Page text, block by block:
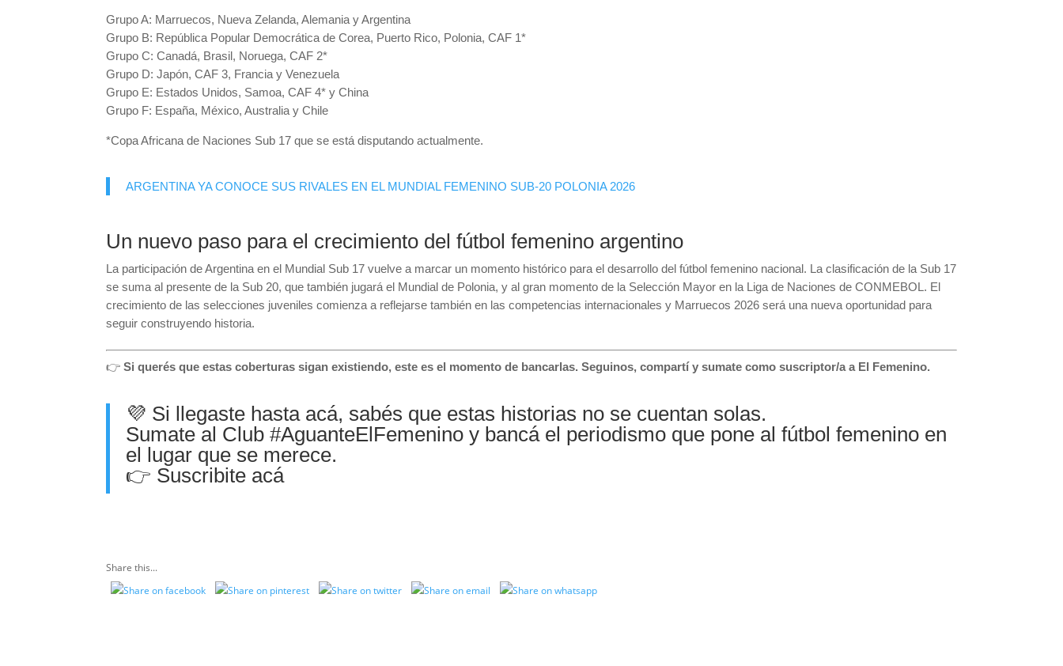
Grupo A: Marruecos, Nueva Zelanda, Alemania y Argentina
Grupo B: República Popular Democrática de Corea, Puerto Rico, Polonia, CAF 1*
Grupo C: Canadá, Brasil, Noruega, CAF 2*
Grupo D: Japón, CAF 3, Francia y Venezuela
Grupo E: Estados Unidos, Samoa, CAF 4* y China
Grupo F: España, México, Australia y Chile
*Copa Africana de Naciones Sub 17 que se está disputando actualmente.
ARGENTINA YA CONOCE SUS RIVALES EN EL MUNDIAL FEMENINO SUB-20 POLONIA 2026
Un nuevo paso para el crecimiento del fútbol femenino argentino
La participación de Argentina en el Mundial Sub 17 vuelve a marcar un momento histórico para el desarrollo del fútbol femenino nacional. La clasificación de la Sub 17
se suma al presente de la Sub 20, que también jugará el Mundial de Polonia, y al gran momento de la Selección Mayor en la Liga de Naciones de CONMEBOL. El
crecimiento de las selecciones juveniles comienza a reflejarse también en las competencias internacionales y Marruecos 2026 será una nueva oportunidad para
seguir construyendo historia.
👉Si querés que estas coberturas sigan existiendo, este es el momento de bancarlas. Seguinos, compartí y sumate como suscriptor/a a El Femenino.
💜 Si llegaste hasta acá, sabés que estas historias no se cuentan solas.
Sumate al Club#AguanteElFemenino y bancá el periodismo que pone al fútbol femenino en
el lugar que se merece.
👉 Suscribite acá
Share this...